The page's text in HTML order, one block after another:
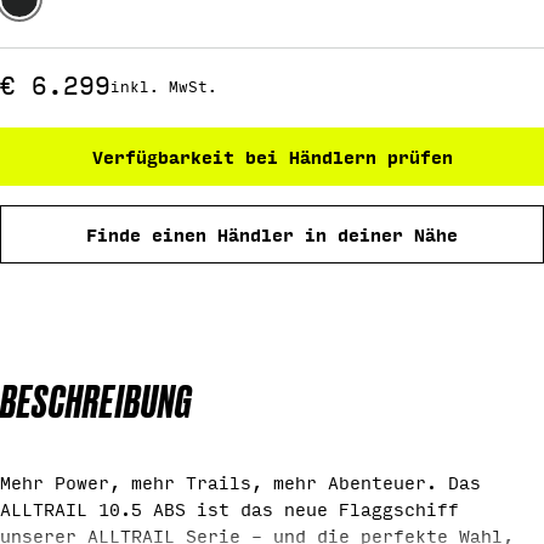
Regulärer
€ 6.299inkl. MwSt.
Verfügbarkeit bei Händlern prüfen
Finde einen Händler in deiner Nähe
BESCHREIBUNG
Mehr Power, mehr Trails, mehr Abenteuer. Das
ALLTRAIL 10.5 ABS ist das neue Flaggschiff
unserer ALLTRAIL Serie – und die perfekte Wahl,